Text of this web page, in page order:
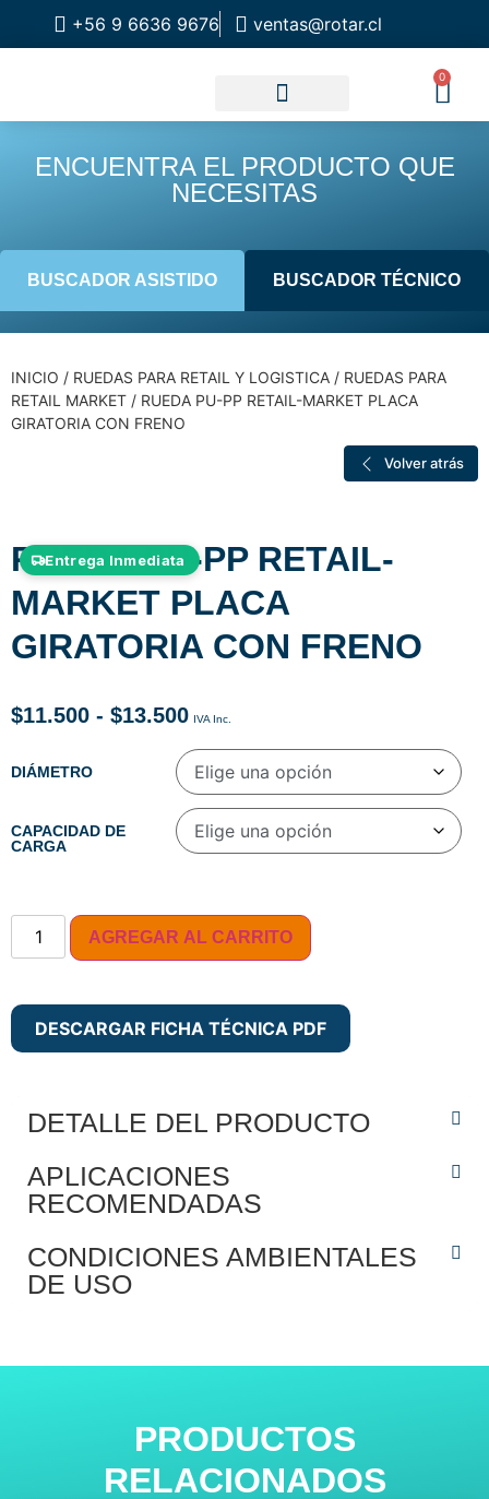
+56 9 6636 9676 ventas@rotar.cl
0
ENCUENTRA EL PRODUCTO QUE
NECESITAS
BUSCADOR ASISTIDO BUSCADOR TÉCNICO
INICIO / RUEDAS PARA RETAIL Y LOGISTICA / RUEDAS PARA
RETAIL MARKET / RUEDA PU-PP RETAIL-MARKET PLACA
GIRATORIA CON FRENO
Volver atrás
Entrega Inmediata
RUEDA PU-PP RETAIL-
MARKET PLACA
GIRATORIA CON FRENO
$11.500 - $13.500
DIÁMETRO
CAPACIDAD DE
CARGA
AGREGAR AL CARRITO
DESCARGAR FICHA TÉCNICA PDF
DETALLE DEL PRODUCTO
APLICACIONES
RECOMENDADAS
CONDICIONES AMBIENTALES
DE USO
PRODUCTOS
RELACIONADOS